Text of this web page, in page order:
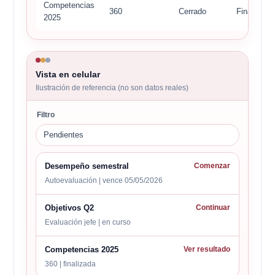
Competencias
2025
360 Cerrado Finalizada
Vista en celular
Ilustración de referencia (no son datos reales)
Filtro
Pendientes
Desempeño semestral
Autoevaluación | vence 05/05/2026
Comenzar
Objetivos Q2
Evaluación jefe | en curso
Continuar
Competencias 2025
360 | finalizada
Ver resultado